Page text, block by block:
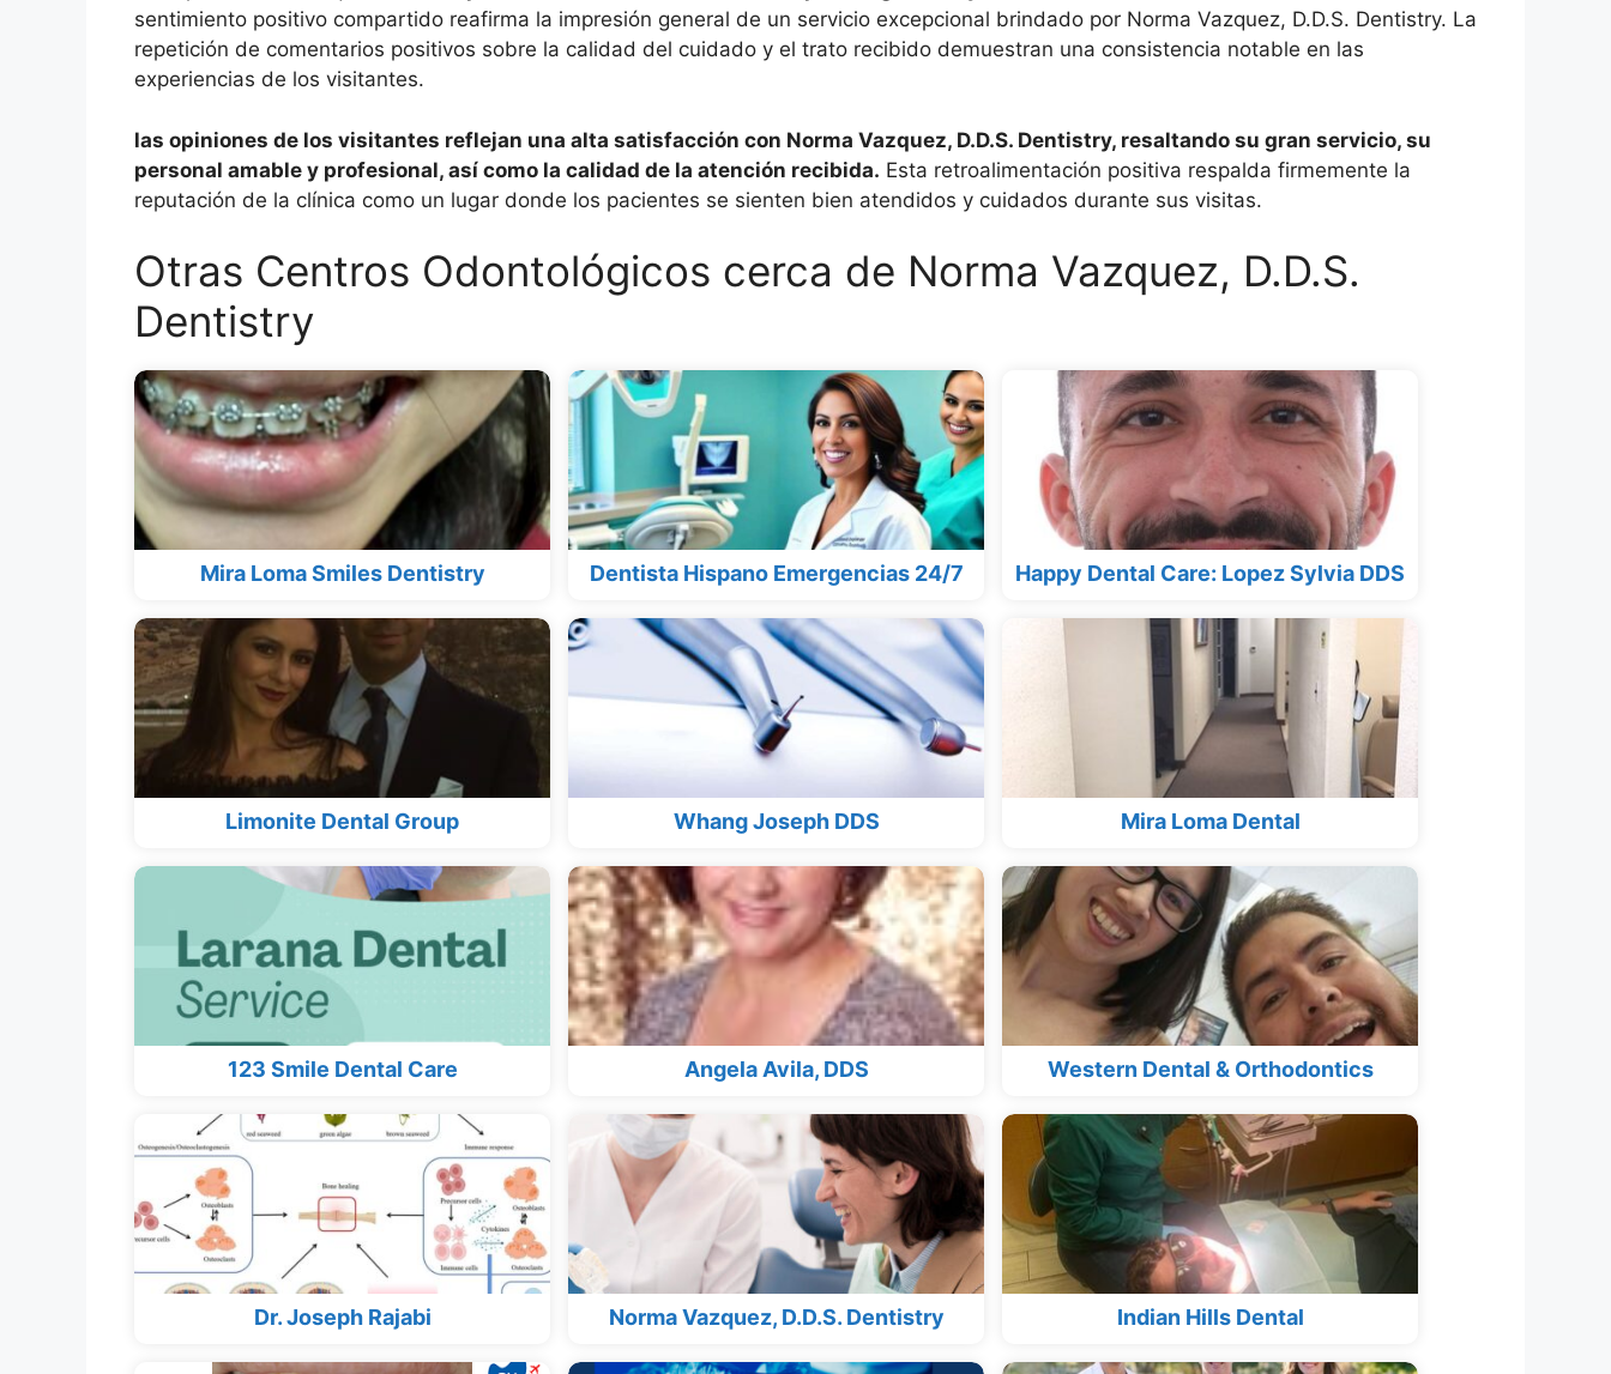
sentimiento positivo compartido reafirma la impresión general de un servicio excepcional brindado por Norma Vazquez, D.D.S. Dentistry. La
repetición de comentarios positivos sobre la calidad del cuidado y el trato recibido demuestran una consistencia notable en las
experiencias de los visitantes.
las opiniones de los visitantes reflejan una alta satisfacción con Norma Vazquez, D.D.S. Dentistry, resaltando su gran servicio, su
personal amable y profesional, así como la calidad de la atención recibida. Esta retroalimentación positiva respalda firmemente la
reputación de la clínica como un lugar donde los pacientes se sienten bien atendidos y cuidados durante sus visitas.
Otras Centros Odontológicos cerca de Norma Vazquez, D.D.S.
Dentistry
Mira Loma Smiles Dentistry Dentista Hispano Emergencias 24/7 Happy Dental Care: Lopez Sylvia DDS
Limonite Dental Group Whang Joseph DDS Mira Loma Dental
123 Smile Dental Care Angela Avila, DDS Western Dental & Orthodontics
Dr. Joseph Rajabi Norma Vazquez, D.D.S. Dentistry Indian Hills Dental